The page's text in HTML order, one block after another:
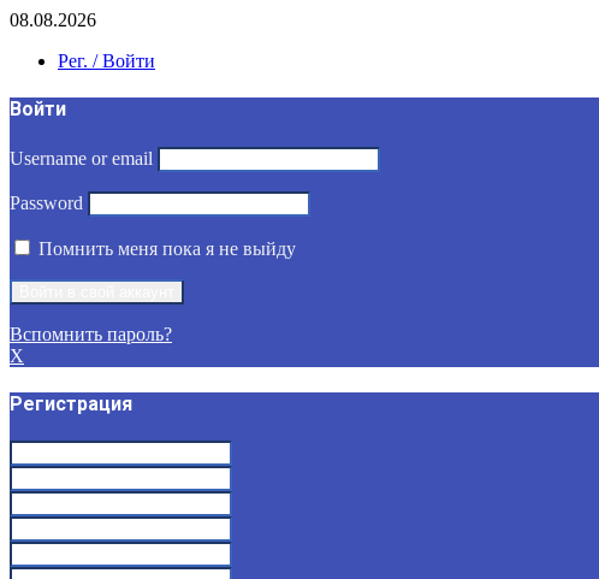
08.08.2026
Рег. / Войти
Войти
Username or email
Password
Помнить меня пока я не выйду
Вспомнить пароль?
X
Регистрация